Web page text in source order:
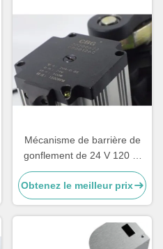
Mécanisme de barrière de
gonflement de 24 V 120 W
avec moteur sans balai en
courant continu de 2000
tr/min et vitesse de sortie de
17 tr/min pour les parkings
Obtenez le meilleur prix